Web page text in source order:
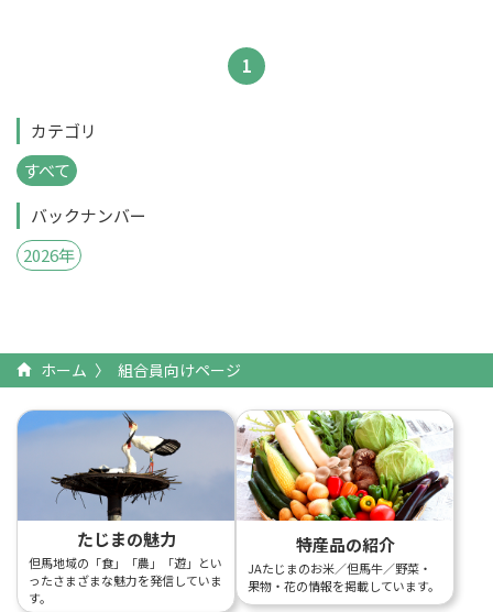
1
カテゴリ
すべて
バックナンバー
2026年
ホーム 組合員向けページ
たじまの魅力
但馬地域の「食」「農」「遊」とい
ったさまざまな魅力を発信していま
す。
特産品の紹介
JAたじまのお米／但馬牛／野菜・
果物・花の情報を掲載しています。